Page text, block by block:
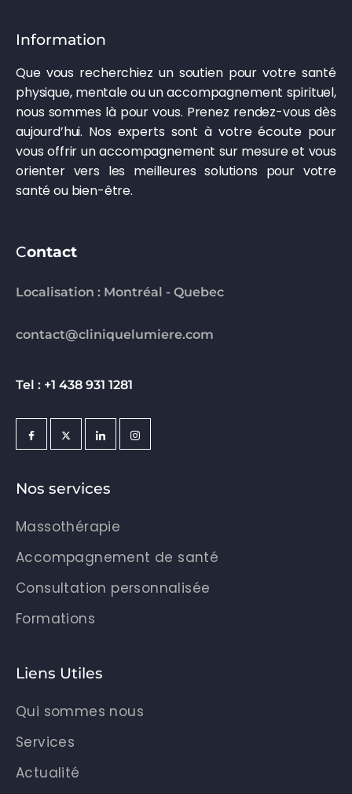
Information
Que vous recherchiez un soutien pour votre santé
physique, mentale ou un accompagnement spirituel,
nous sommes là pour vous. Prenez rendez-vous dès
aujourd’hui. Nos experts sont à votre écoute pour
vous offrir un accompagnement sur mesure et vous
orienter vers les meilleures solutions pour votre
santé ou bien-être.
Contact
Localisation : Montréal - Quebec
contact@cliniquelumiere.com
Tel : +1 438 931 1281
Nos services
Massothérapie
Accompagnement de santé
Consultation personnalisée
Formations
Liens Utiles
Qui sommes nous
Services
Actualité